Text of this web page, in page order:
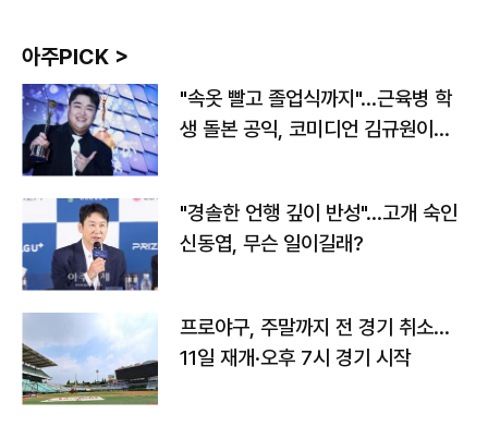
아주PICK >
"속옷 빨고 졸업식까지"…근육병 학
생 돌본 공익, 코미디언 김규원이었
"경솔한 언행 깊이 반성"…고개 숙인
신동엽, 무슨 일이길래?
프로야구, 주말까지 전 경기 취소…
11일 재개·오후 7시 경기 시작